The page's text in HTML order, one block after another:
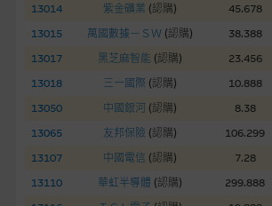
13014
紫金礦業 (認購) 45.678
13015
萬國數據－ＳＷ (認購) 38.388
13017
黑芝麻智能 (認購) 23.456
13018
三一國際 (認購) 10.888
13050
中國銀河 (認購) 8.38
13065
友邦保險 (認購) 106.299
13107
中國電信 (認購) 7.28
13110
華虹半導體 (認購) 299.888
及合時性負上責任，除非這是有關適用的的法
定。
網站內容不構成要約及徵求要約，或作為任何
買或銷售任何證券、貸款或其他工具。網站內
品的過去業績並不保證或預測將來表現。
在法律最大許可的情況下，麥格理集團及其任
事、高層職員、僱員或代理人不作陳述，亦不